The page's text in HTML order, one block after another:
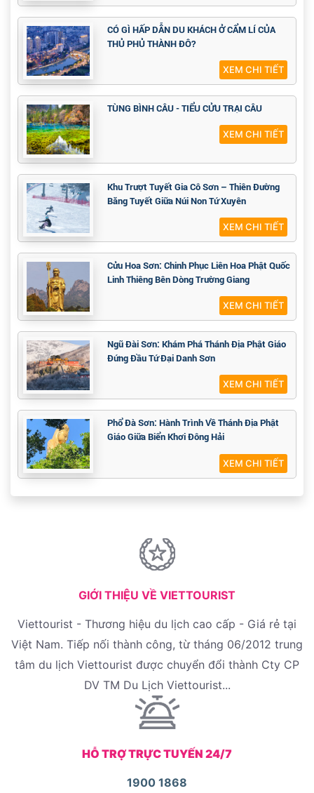
CÓ GÌ HẤP DẪN DU KHÁCH Ở CẨM LÍ CỦA
THỦ PHỦ THÀNH ĐÔ?
XEM CHI TIẾT
TÙNG BÌNH CÂU - TIỂU CỬU TRẠI CÂU
XEM CHI TIẾT
Khu Trượt Tuyết Gia Cô Sơn – Thiên Đường
Băng Tuyết Giữa Núi Non Tứ Xuyên
XEM CHI TIẾT
Cửu Hoa Sơn: Chinh Phục Liên Hoa Phật Quốc
Linh Thiêng Bên Dòng Trường Giang
XEM CHI TIẾT
Ngũ Đài Sơn: Khám Phá Thánh Địa Phật Giáo
Đứng Đầu Tứ Đại Danh Sơn
XEM CHI TIẾT
Phổ Đà Sơn: Hành Trình Về Thánh Địa Phật
Giáo Giữa Biển Khơi Đông Hải
XEM CHI TIẾT
GIỚI THIỆU VỀ VIETTOURIST
Viettourist - Thương hiệu du lịch cao cấp - Giá rẻ tại
Việt Nam. Tiếp nối thành công, từ tháng 06/2012 trung
tâm du lịch Viettourist được chuyển đổi thành Cty CP
DV TM Du Lịch Viettourist...
HỖ TRỢ TRỰC TUYẾN 24/7
1900 1868